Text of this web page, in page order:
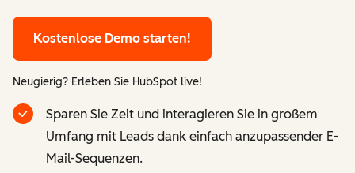
Kostenlose Demo starten!
Neugierig? Erleben Sie HubSpot live!
Sparen Sie Zeit und interagieren Sie in großem
Umfang mit Leads dank einfach anzupassender E-
Mail-Sequenzen.